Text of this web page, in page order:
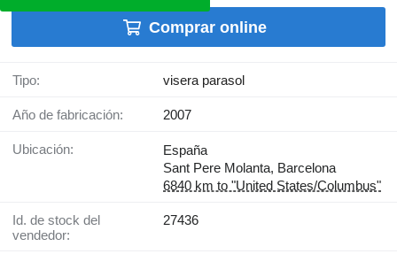
Comprar online
Tipo: visera parasol
Año de fabricación: 2007
Ubicación:
España
Sant Pere Molanta, Barcelona
6840 km to "United States/Columbus"
Id. de stock del
vendedor:
27436